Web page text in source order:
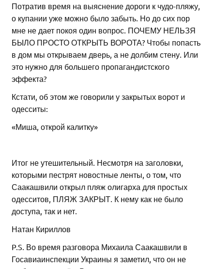
Потратив время на выяснение дороги к чудо-пляжу,
о купании уже можно было забыть. Но до сих пор
мне не дает покоя один вопрос. ПОЧЕМУ НЕЛЬЗЯ
БЫЛО ПРОСТО ОТКРЫТЬ ВОРОТА? Чтобы попасть
в дом мы открываем дверь, а не долбим стену. Или
это нужно для большего пропагандистского
эффекта?
Кстати, об этом же говорили у закрытых ворот и
одесситы:
«Миша, открой калитку»
Итог не утешительный. Несмотря на заголовки,
которыми пестрят новостные ленты, о том, что
Саакашвили открыл пляж олигарха для простых
одесситов, ПЛЯЖ ЗАКРЫТ. К нему как не было
доступа, так и нет.
Натан Кириллов
P.S. Во время разговора Михаила Саакашвили в
Госавиаинспекции Украины я заметил, что он не